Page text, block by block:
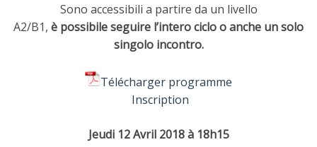
Sono accessibili a partire da un livello
A2/B1, è possibile seguire l’intero ciclo o anche un solo
singolo incontro.
Télécharger programme
Inscription
Jeudi 12 Avril 2018 à 18h15